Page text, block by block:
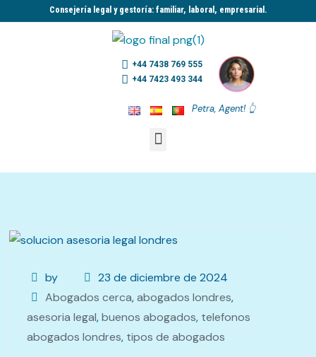
Consejería legal y gestoría: familiar, laboral, empresarial.​
+44 7438 769 555
+44 7423 493 344
Petra, Agent! 👆
by
23 de diciembre de 2024
Abogados cerca,abogados londres,
asesoria legal,buenos abogados, telefonos
abogados londres, tipos de abogados